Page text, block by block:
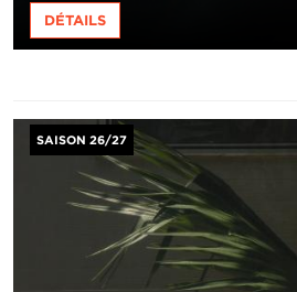
DÉTAILS
Image
SAISON 26/27